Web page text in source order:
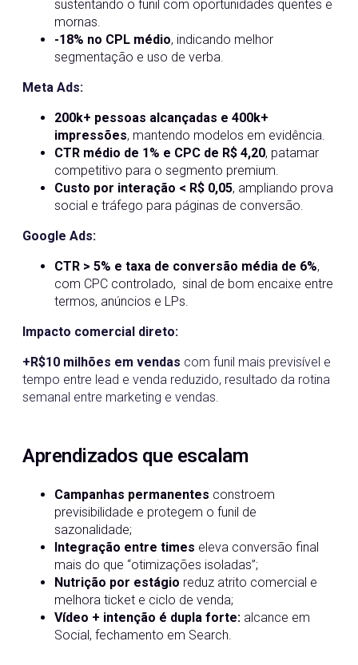
sustentando o funil com oportunidades quentes e
mornas.
-18% no CPL médio, indicando melhor
segmentação e uso de verba.
Meta Ads:
200k+ pessoas alcançadas e 400k+
impressões, mantendo modelos em evidência.
CTR médio de 1% e CPC de R$ 4,20, patamar
competitivo para o segmento premium.
Custo por interação < R$ 0,05, ampliando prova
social e tráfego para páginas de conversão.
Google Ads:
CTR > 5% e taxa de conversão média de 6%,
com CPC controlado, sinal de bom encaixe entre
termos, anúncios e LPs.
Impacto comercial direto:
+R$10 milhões em vendas com funil mais previsível e
tempo entre lead e venda reduzido, resultado da rotina
semanal entre marketing e vendas.
Aprendizados que escalam
Campanhas permanentes constroem
previsibilidade e protegem o funil de
sazonalidade;
Integração entre times eleva conversão final
mais do que “otimizações isoladas”;
Nutrição por estágio reduz atrito comercial e
melhora ticket e ciclo de venda;
Vídeo + intenção é dupla forte: alcance em
Social, fechamento em Search.